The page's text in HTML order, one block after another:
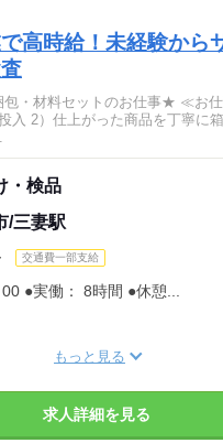
高時給！未経験から
セットのお仕事★ ≪お仕事の流れ≫
入 2）仕上がった商品を丁寧に
・検品
/三妻駅
交通費一部支給
●実働： 8時間 ●休憩...
もっと見る
求人詳細を見る